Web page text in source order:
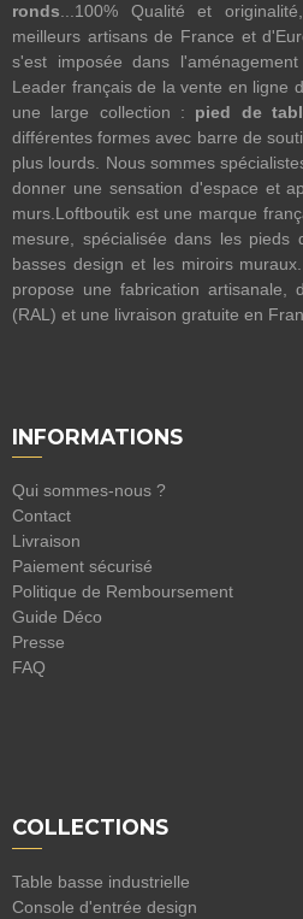
ronds ...100% Qualité et
meilleurs artisans de France et
s'est imposée dans
Leader français de la vente en ligne
une large collection : pied de
différentes formes avec barre de
plus lourds. Nous sommes
donner une sensation d'espace et
murs.Loftboutik est une marque
mesure, spécialisée dans les
basses design et les miroirs
propose une fabrication artisanale,
(RAL) et une livraison gratuite en
INFORMATIONS
Qui sommes-nous ?
Contact
Livraison
Paiement sécurisé
Politique de Remboursement
Guide Déco
Presse
FAQ
COLLECTIONS
Table basse industrielle
Console d'entrée design